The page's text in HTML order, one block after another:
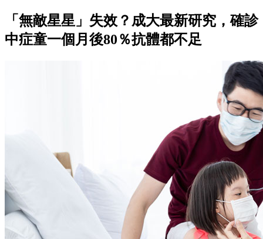
「無敵星星」失效？成大最新研究，確診
中症童一個月後80％抗體都不足